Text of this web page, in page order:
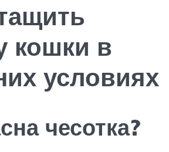
кошки в
условиях
чесотка?